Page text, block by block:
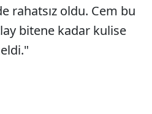
rahatsız oldu. Cem bu
bitene kadar kulise